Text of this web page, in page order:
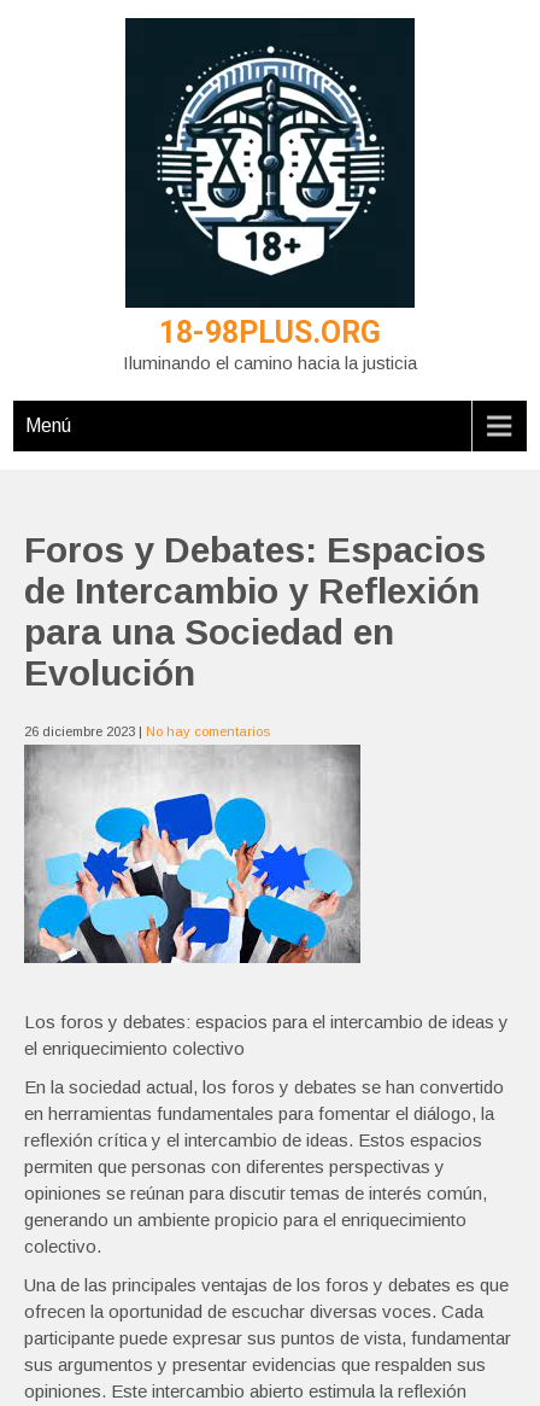
18-98PLUS.ORG
Iluminando el camino hacia la justicia
Menú
Foros y Debates: Espacios
de Intercambio y Reflexión
para una Sociedad en
Evolución
26 diciembre 2023 | No hay comentarios
Los foros y debates: espacios para el intercambio de ideas y
el enriquecimiento colectivo
En la sociedad actual, los foros y debates se han convertido
en herramientas fundamentales para fomentar el diálogo, la
reflexión crítica y el intercambio de ideas. Estos espacios
permiten que personas con diferentes perspectivas y
opiniones se reúnan para discutir temas de interés común,
generando un ambiente propicio para el enriquecimiento
colectivo.
Una de las principales ventajas de los foros y debates es que
ofrecen la oportunidad de escuchar diversas voces. Cada
participante puede expresar sus puntos de vista, fundamentar
sus argumentos y presentar evidencias que respalden sus
opiniones. Este intercambio abierto estimula la reflexión